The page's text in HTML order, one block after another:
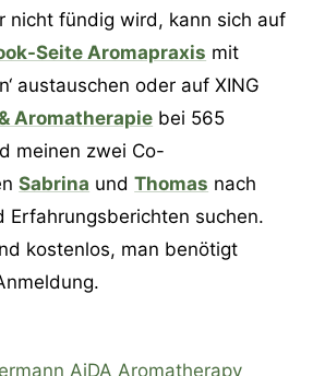
nicht fündig wird, kann sich auf
Seite Aromapraxis mit
austauschen oder auf XING
Aromatherapie bei 565
meinen zwei Co-
Sabrina undThomas nach
Erfahrungsberichten suchen.
kostenlos, man benötigt